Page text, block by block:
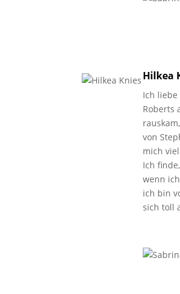
Hilkea
Ich liebe
Roberts
von
mich
Ich
wenn
ich bin
sich toll